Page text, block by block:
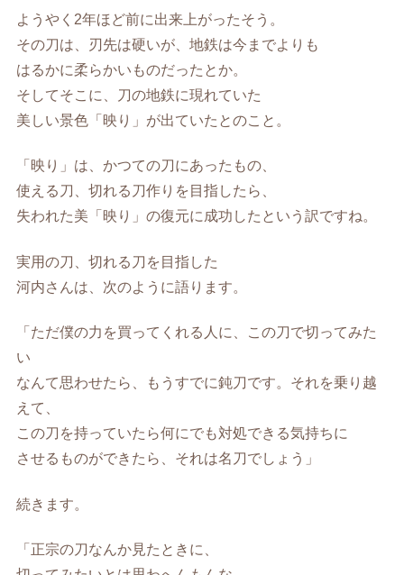
ようやく2年ほど前に出来上がったそう。
その刀は、刃先は硬いが、地鉄は今までよりも
はるかに柔らかいものだったとか。
そしてそこに、刀の地鉄に現れていた
美しい景色「映り」が出ていたとのこと。
「映り」は、かつての刀にあったもの、
使える刀、切れる刀作りを目指したら、
失われた美「映り」の復元に成功したという訳ですね。
実用の刀、切れる刀を目指した
河内さんは、次のように語ります。
「ただ僕の力を買ってくれる人に、この刀で切ってみた
い
なんて思わせたら、もうすでに鈍刀です。それを乗り越
えて、
この刀を持っていたら何にでも対処できる気持ちに
させるものができたら、それは名刀でしょう」
続きます。
「正宗の刀なんか見たときに、